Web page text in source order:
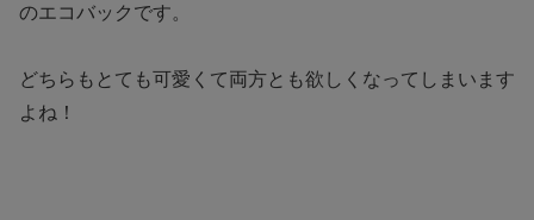
のエコバックです。
どちらもとても可愛くて両方とも欲しくなってしまいます
よね！